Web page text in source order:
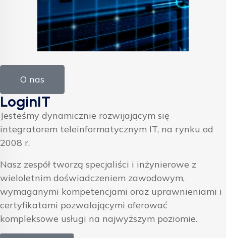
O nas
LoginIT
Jesteśmy dynamicznie rozwijającym się
integratorem teleinformatycznym IT, na rynku od
2008 r.
Nasz zespół tworzą specjaliści i inżynierowe z
wieloletnim doświadczeniem zawodowym,
wymaganymi kompetencjami oraz uprawnieniami i
certyfikatami pozwalającymi oferować
kompleksowe usługi na najwyższym poziomie.